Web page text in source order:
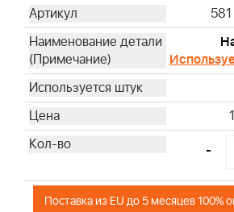
-
Поставка из EU до 5 месяцев 100%